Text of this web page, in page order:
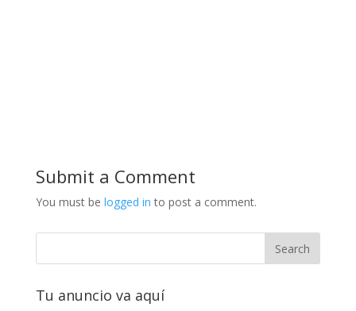
Submit a Comment
You must be logged in to post a comment.
Tu anuncio va aquí